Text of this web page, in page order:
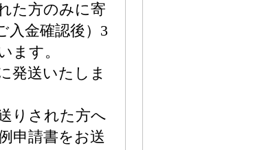
た方のみに寄
入金確認後）3
ます。
発送いたしま
りされた方へ
申請書をお送